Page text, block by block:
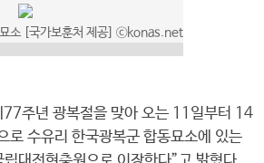
소 [국가보훈처 제공] ⓒkonas.net
77주년 광복절을 맞아 오는 11일부터 14
로 수유리 한국광복군 합동묘소에 있는